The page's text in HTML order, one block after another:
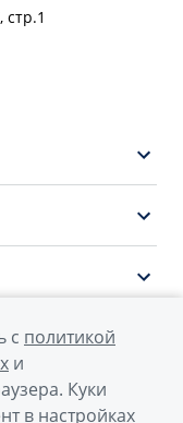
стр.1
с политикой
и
Куки
в настройках